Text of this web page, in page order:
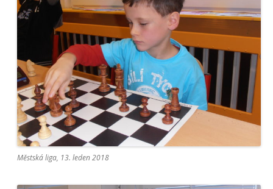
Městská liga, 13. leden 2018